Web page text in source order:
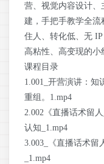
营、视觉内容设计、
建，手把手教学全流
住人、转化低、无
高粘性、高变现的小
课程目录
1.001_开营演讲：知
重组。1.mp4
2.002《直播话术留
认知_1.mp4
3.003_《直播话术留
_1.mp4